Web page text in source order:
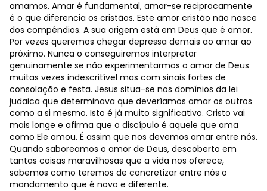
amamos. Amar é fundamental, amar-se reciprocamente
é o que diferencia os cristãos. Este amor cristão não nasce
dos compêndios. A sua origem está em Deus que é amor.
Por vezes queremos chegar depressa demais ao amar ao
próximo. Nunca o conseguiremos interpretar
genuinamente se não experimentarmos o amor de Deus
muitas vezes indescritível mas com sinais fortes de
consolação e festa. Jesus situa-se nos domínios da lei
judaica que determinava que deveríamos amar os outros
como a si mesmo. Isto é já muito significativo. Cristo vai
mais longe e afirma que o discípulo é aquele que ama
como Ele amou. É assim que nos devemos amar entre nós.
Quando saboreamos o amor de Deus, descoberto em
tantas coisas maravilhosas que a vida nos oferece,
sabemos como teremos de concretizar entre nós o
mandamento que é novo e diferente.